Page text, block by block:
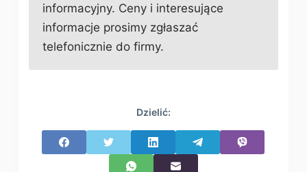
informacyjny. Ceny i interesujące
informacje prosimy zgłaszać
telefonicznie do firmy.
Dzielić: